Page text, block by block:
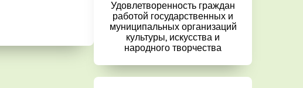
Удовлетворенность граждан
работой государственных и
муниципальных организаций
культуры, искусства и
народного творчества